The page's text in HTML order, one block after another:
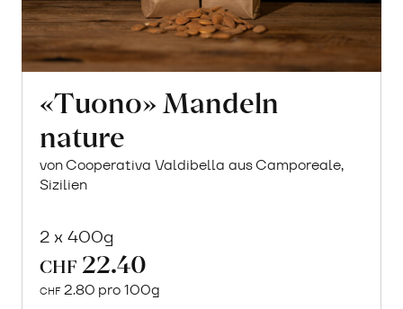
«Tuono» Mandeln
nature
von Cooperativa Valdibella aus Camporeale,
Sizilien
2 x 400g
CHF 22.40
CHF 2.80 pro 100g